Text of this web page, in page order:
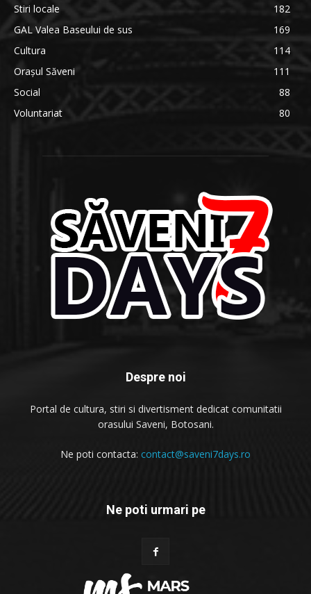
Stiri locale
182
GAL Valea Baseului de sus
169
Cultura
114
Orașul Săveni
111
Social
88
Voluntariat
80
Despre noi
Portal de cultura, stiri si divertisment dedicat comunitatii
orasului Saveni, Botosani.
Ne poti contacta: contact@saveni7days.ro
Ne poti urmari pe